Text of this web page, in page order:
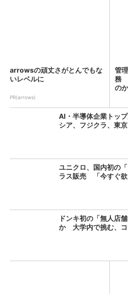
arrowsの頑丈さがとんでもな
いレベルに
PR(arrows)
管
務
の
AI・半導体企業トッ
シア、フジクラ、東
ユニクロ、国内初の
ラス販売 「今すぐ欲
ドンキ初の「無人店
か 大学内で挑む、コ